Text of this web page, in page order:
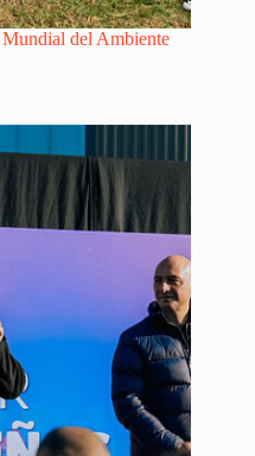
del Ambiente